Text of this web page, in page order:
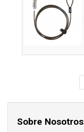
Sobre Nosotros